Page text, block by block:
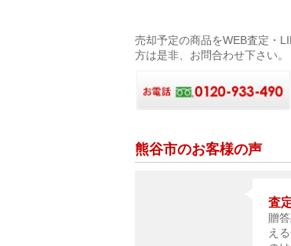
売却予定の商品をWEB査定・
方は是非、お問合わせ下さい。
熊谷市のお客様の声
査
贈
え